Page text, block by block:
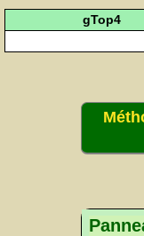
gTop4